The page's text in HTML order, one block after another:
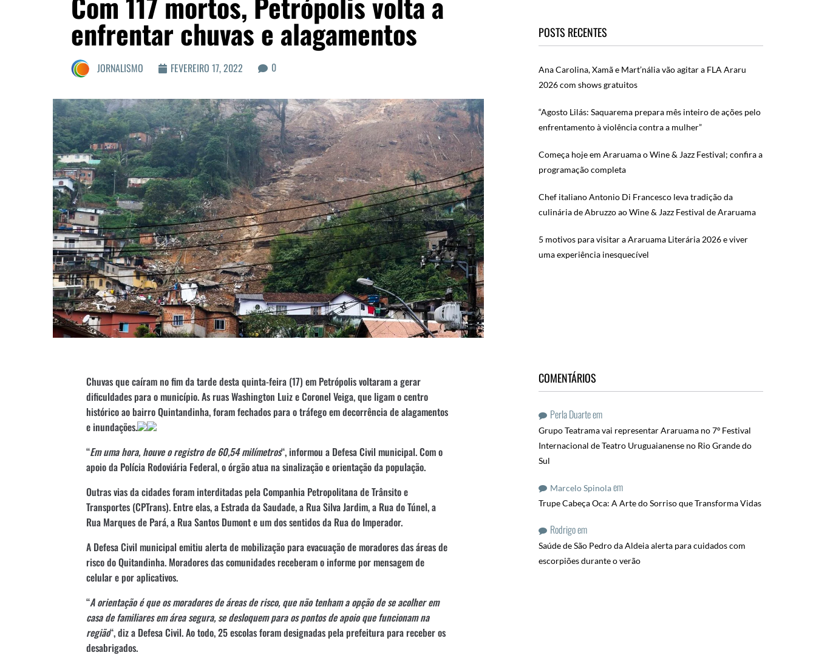
enfrentar chuvas e alagamentos
JORNALISMO FEVEREIRO 17, 2022 0
Chuvas que caíram no fim da tarde desta quinta-feira (17) em Petrópolis voltaram a gerar
dificuldades para o município. As ruas Washington Luiz e Coronel Veiga, que ligam o centro
histórico ao bairro Quintandinha, foram fechados para o tráfego em decorrência de alagamentos
e inundações.
“Em uma hora, houve o registro de 60,54 milímetros“, informou a Defesa Civil municipal. Com o
apoio da Polícia Rodoviária Federal, o órgão atua na sinalização e orientação da população.
Outras vias da cidades foram interditadas pela Companhia Petropolitana de Trânsito e
Transportes (CPTrans). Entre elas, a Estrada da Saudade, a Rua Silva Jardim, a Rua do Túnel, a
Rua Marques de Pará, a Rua Santos Dumont e um dos sentidos da Rua do Imperador.
A Defesa Civil municipal emitiu alerta de mobilização para evacuação de moradores das áreas de
risco do Quitandinha. Moradores das comunidades receberam o informe por mensagem de
celular e por aplicativos.
“A orientação é que os moradores de áreas de risco, que não tenham a opção de se acolher em
casa de familiares em área segura, se desloquem para os pontos de apoio que funcionam na
região“, diz a Defesa Civil. Ao todo, 25 escolas foram designadas pela prefeitura para receber os
desabrigados.
POSTS RECENTES
Ana Carolina, Xamã e Mart’nália vão agitar a FLA Araru
2026 com shows gratuitos
“Agosto Lilás: Saquarema prepara mês inteiro de ações pelo
enfrentamento à violência contra a mulher”
Começa hoje em Araruama o Wine & Jazz Festival; confira a
programação completa
Chef italiano Antonio Di Francesco leva tradição da
culinária de Abruzzo ao Wine & Jazz Festival de Araruama
5 motivos para visitar a Araruama Literária 2026 e viver
uma experiência inesquecível
COMENTÁRIOS
Perla Duarteem
Grupo Teatrama vai representar Araruama no 7º Festival
Internacional de Teatro Uruguaianense no Rio Grande do
Sul
Marcelo Spinolaem
Trupe Cabeça Oca: A Arte do Sorriso que Transforma Vidas
Rodrigoem
Saúde de São Pedro da Aldeia alerta para cuidados com
escorpiões durante o verão